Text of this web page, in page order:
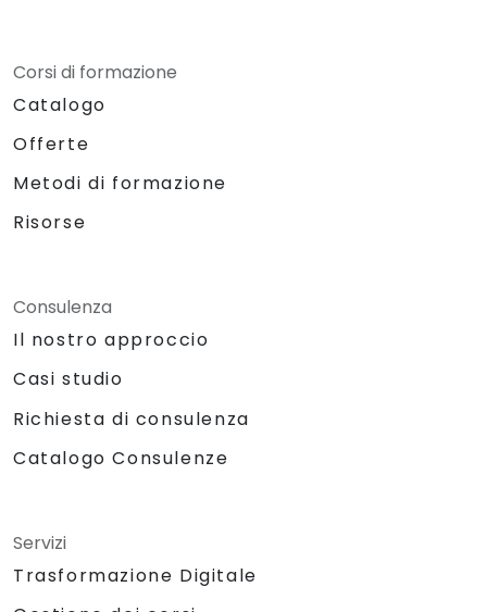
Corsi di formazione
Catalogo
Offerte
Metodi di formazione
Risorse
Consulenza
Il nostro approccio
Casi studio
Richiesta di consulenza
Catalogo Consulenze
Servizi
Trasformazione Digitale